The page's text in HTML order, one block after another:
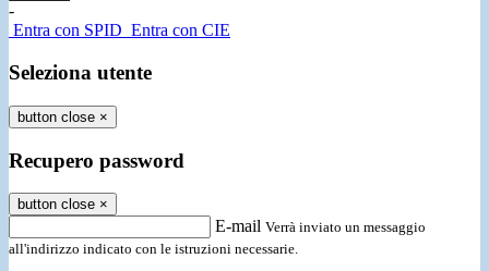
-
Entra con SPID Entra con CIE
Seleziona utente
button close ×
Recupero password
button close ×
E-mail Verrà inviato un messaggio
all'indirizzo indicato con le istruzioni necessarie.